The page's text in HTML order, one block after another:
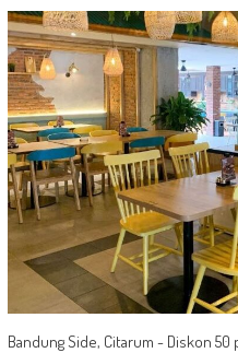
Bandung Side, Citarum - Diskon